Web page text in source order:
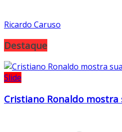
Ricardo Caruso
Destaque
Slide
Cristiano Ronaldo mostra